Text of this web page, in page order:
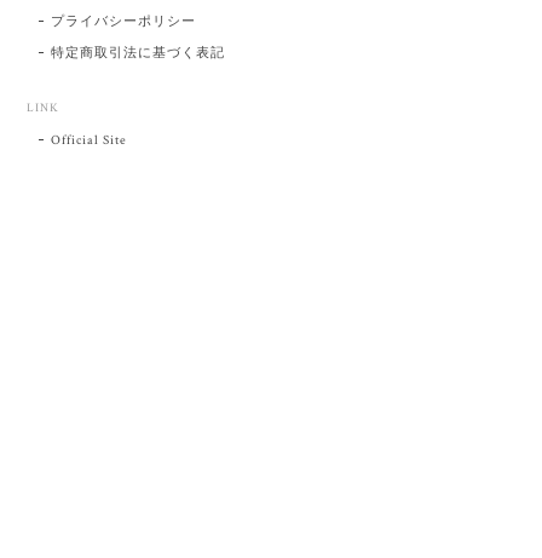
プライバシーポリシー
特定商取引法に基づく表記
LINK
Official Site